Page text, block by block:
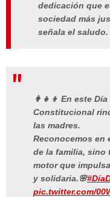
dedicación que
sociedad más
señala el saludo.
👩‍👧‍👦 En este
Constitucional
las madres.
Reconocemos en
de la familia, sino
motor que
y solidaria.🌸
pic.twitter.com/